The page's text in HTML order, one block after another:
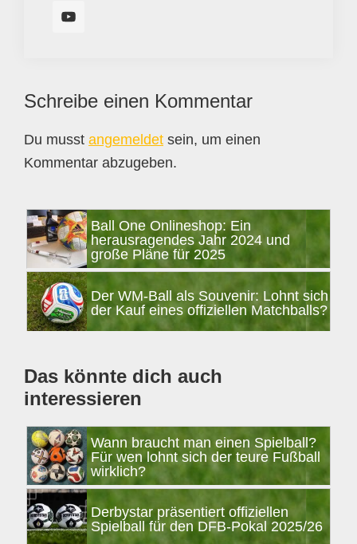
Leser-
Interaktionen
Schreibe einen Kommentar
Du musst angemeldet sein, um einen
Kommentar abzugeben.
SeitenspalteBall One Onlineshop: Ein
herausragendes Jahr 2024 und
große Pläne für 2025
Der WM-Ball als Souvenir: Lohnt sich
der Kauf eines offiziellen Matchballs?
Das könnte dich auch
interessieren
Wann braucht man einen Spielball?
Für wen lohnt sich der teure Fußball
wirklich?
Derbystar präsentiert offiziellen
Spielball für den DFB-Pokal 2025/26